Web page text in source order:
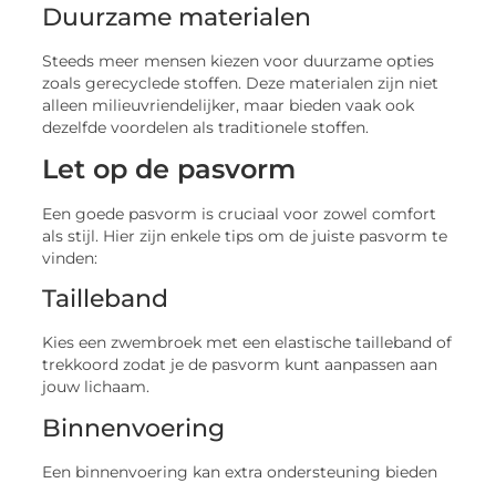
Duurzame materialen
Steeds meer mensen kiezen voor duurzame opties
zoals gerecyclede stoffen. Deze materialen zijn niet
alleen milieuvriendelijker, maar bieden vaak ook
dezelfde voordelen als traditionele stoffen.
Let op de pasvorm
Een goede pasvorm is cruciaal voor zowel comfort
als stijl. Hier zijn enkele tips om de juiste pasvorm te
vinden:
Tailleband
Kies een zwembroek met een elastische tailleband of
trekkoord zodat je de pasvorm kunt aanpassen aan
jouw lichaam.
Binnenvoering
Een binnenvoering kan extra ondersteuning bieden